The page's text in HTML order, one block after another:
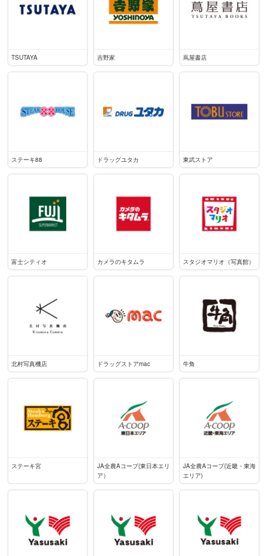
TSUTAYA 吉野家 蔦屋書店
ステーキ88 ドラッグユタカ 東武ストア
富士シティオ カメラのキタムラ スタジオマリオ（写真館）
北村写真機店 ドラッグストアmac 牛角
ステーキ宮
JA全農Aコープ(東日本エリ
ア）
JA全農Aコープ(近畿・東海
エリア)